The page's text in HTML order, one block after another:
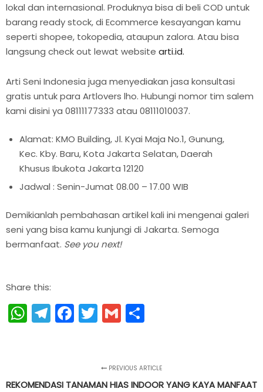
lokal dan internasional. Produknya bisa di beli COD untuk
barang ready stock, di Ecommerce kesayangan kamu
seperti shopee, tokopedia, ataupun zalora. Atau bisa
langsung check out lewat website arti.id.
Arti Seni Indonesia juga menyediakan jasa konsultasi
gratis untuk para Artlovers lho. Hubungi nomor tim salem
kami disini ya 08111177333 atau 08111010037.
Alamat: KMO Building, Jl. Kyai Maja No.1, Gunung,
Kec. Kby. Baru, Kota Jakarta Selatan, Daerah
Khusus Ibukota Jakarta 12120
Jadwal : Senin-Jumat 08.00 – 17.00 WIB
Demikianlah pembahasan artikel kali ini mengenai galeri
seni yang bisa kamu kunjungi di Jakarta. Semoga
bermanfaat. See you next!
Share this:
WhatsApp
Telegram
Facebook
Twitter
Gmail
PREVIOUS ARTICLE
REKOMENDASI TANAMAN HIAS INDOOR YANG KAYA MANFAAT